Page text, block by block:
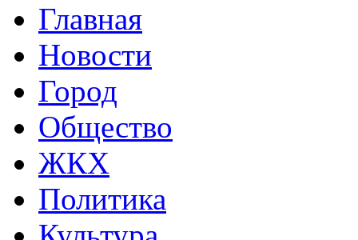
Главная
Новости
Город
Общество
ЖКХ
Политика